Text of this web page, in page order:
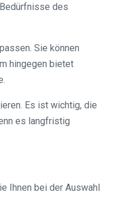
des
Sie können
hingegen bietet
Es ist wichtig, die
es langfristig
Ihnen bei der Auswahl